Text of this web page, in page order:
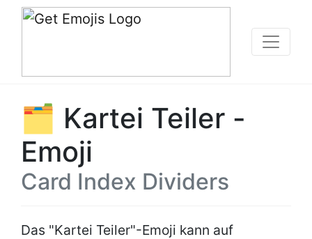
🗂 Kartei Teiler -
Emoji
Card Index Dividers
Das "Kartei Teiler"-Emoji kann auf